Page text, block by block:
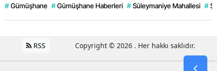
# Gümüşhane # Gümüşhane Haberleri # Süleymaniye Mahallesi #
RSS Copyright © 2026 . Her hakkı saklıdır.